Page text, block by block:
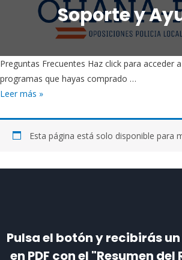
Soporte y
Preguntas Frecuentes Haz click para acceder
programas que hayas comprado …
Leer más »
Esta página está solo disponible para
Pulsa el botón y recibirás
en PDF con el "Resumen del